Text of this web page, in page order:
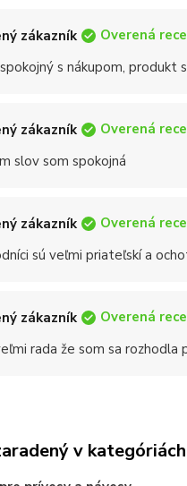
zákazník Overená
s nákupom, produkt
zákazník Overená
slov som spokojná
zákazník Overená
sú veľmi priateľskí a
zákazník Overená
rada že som sa
v kategóriách